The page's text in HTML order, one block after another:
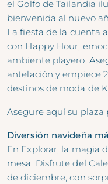
el Golfo de Tailandia
bienvenida al nuevo
La fiesta de la cuenta
con Happy Hour,
ambiente playero.
antelación y empiece
destinos de moda de
Asegure aquí su plaza
Diversión navideña
En Explorar, la magia
mesa. Disfrute del
de diciembre, con